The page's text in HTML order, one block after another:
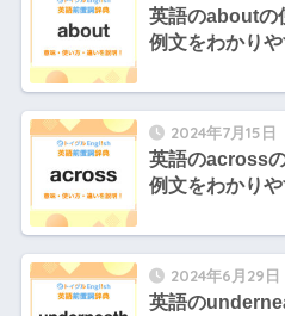
英語のaboutの
例文をわかりや
2024年7月15日
英語のacross
例文をわかりや
2024年6月29日
英語の